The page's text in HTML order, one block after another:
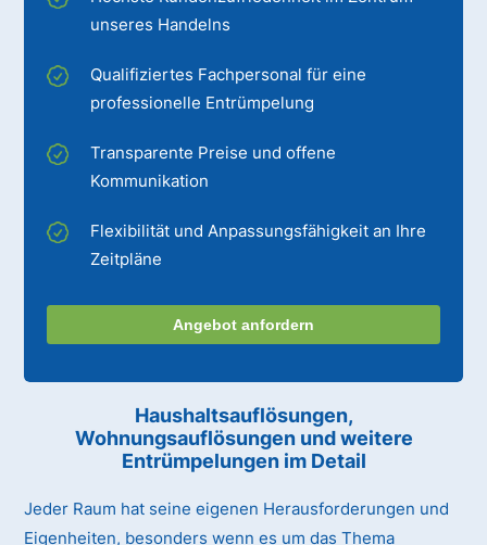
unseres Handelns
Qualifiziertes Fachpersonal für eine
professionelle Entrümpelung
Transparente Preise und offene
Kommunikation
Flexibilität und Anpassungsfähigkeit an Ihre
Zeitpläne
Angebot anfordern
Haushaltsauflösungen,
Wohnungsauflösungen und weitere
Entrümpelungen im Detail
Jeder Raum hat seine eigenen Herausforderungen und
Eigenheiten, besonders wenn es um das Thema